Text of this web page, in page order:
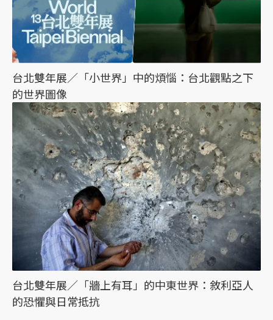
台北雙年展／「小世界」中的煩惱：台北觀點之下
的世界圖像
台北雙年展／「牆上有耳」的中東世界：敘利亞人
的恐懼與日常抵抗